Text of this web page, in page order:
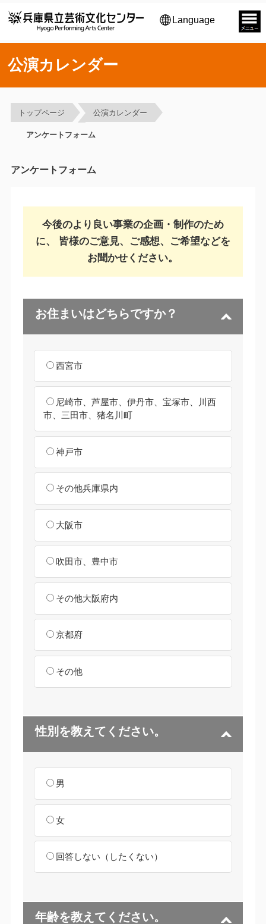
Language
公演カレンダー
トップページ 公演カレンダー
アンケートフォーム
アンケートフォーム
今後のより良い事業の企画・制作のため
に、
皆様のご意見、ご感想、ご希望などを
お聞かせください。
お住まいはどちらですか？
西宮市
尼崎市、芦屋市、伊丹市、宝塚市、川西
市、三田市、猪名川町
神戸市
その他兵庫県内
大阪市
吹田市、豊中市
その他大阪府内
京都府
その他
性別を教えてください。
男
女
回答しない（したくない）
年齢を教えてください。